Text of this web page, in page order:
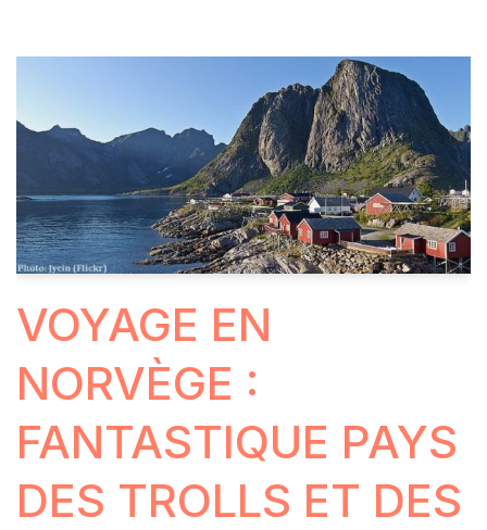
VOYAGE EN
NORVÈGE :
FANTASTIQUE PAYS
DES TROLLS ET DES